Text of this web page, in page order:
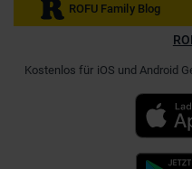
ROFU Family Blog
Kostenlos für iOS und Android